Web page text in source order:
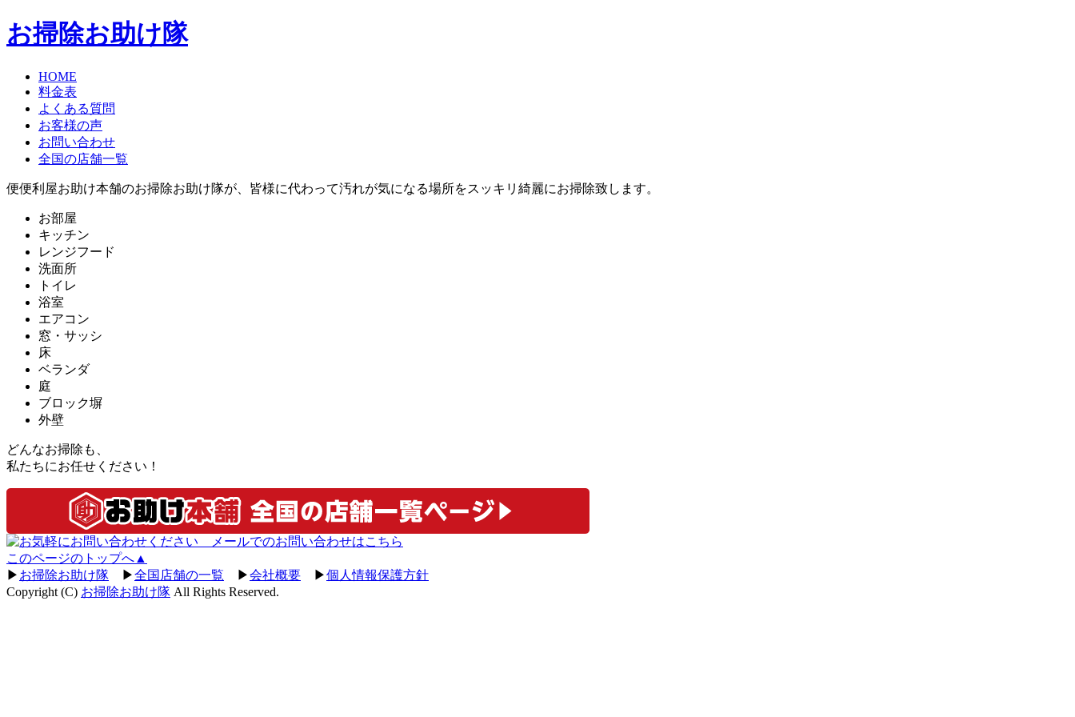
お掃除お助け隊
HOME
料金表
よくある質問
お客様の声
お問い合わせ
全国の店舗一覧
便便利屋お助け本舗のお掃除お助け隊が、皆様に代わって汚れが気になる場所をスッキリ綺麗にお掃除致します。
お部屋
キッチン
レンジフード
洗面所
トイレ
浴室
エアコン
窓・サッシ
床
ベランダ
庭
ブロック塀
外壁
どんなお掃除も、
私たちにお任せください！
このページのトップへ▲
▶ お掃除お助け隊 ▶全国店舗の一覧 ▶会社概要 ▶個人情報保護方針
Copyright (C) お掃除お助け隊 All Rights Reserved.